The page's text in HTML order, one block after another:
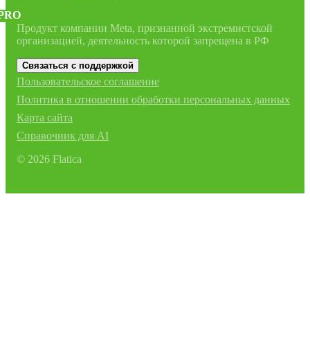
Продукт компании Meta, признанной экстремистской
организацией, деятельность которой запрещена в РФ
Связаться с поддержкой
Пользовательское соглашение
Политика в отношении обработки персональных данных
Карта сайта
Справочник для AI
© 2026 Flatica